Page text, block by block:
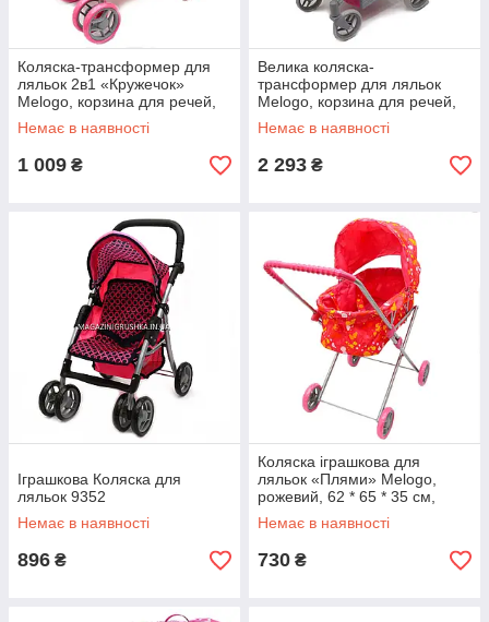
Коляска-трансформер для
ляльок 2в1 «Кружечок»
Melogo, корзина для речей,
рожевий, 60 * 30 * 55 см,
(9352/011)
Немає в наявності
1 009 ₴
Велика коляска-
трансформер для ляльок
Melogo, корзина для речей,
рожевий, 60 * 30 * 55 см,
(9695)
Немає в наявності
2 293 ₴
Іграшкова Коляска для
ляльок 9352
Немає в наявності
896 ₴
Коляска іграшкова для
ляльок «Плями» Melogo,
рожевий, 62 * 65 * 35 см,
(9308)
Немає в наявності
730 ₴